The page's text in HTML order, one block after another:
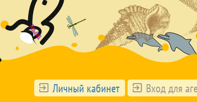
exit_to_app Личный кабинет exit_to_app Вход для